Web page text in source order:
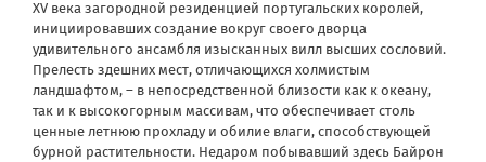
XV века загородной резиденцией португальских королей,
инициировавших создание вокруг своего дворца
удивительного ансамбля изысканных вилл высших сословий.
Прелесть здешних мест, отличающихся холмистым
ландшафтом, – в непосредственной близости как к океану,
так и к высокогорным массивам, что обеспечивает столь
ценные летнюю прохладу и обилие влаги, способствующей
бурной растительности. Недаром побывавший здесь Байрон